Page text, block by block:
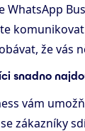
WhatsApp
komunikovat
že vás
snadno
vám
zákazníky